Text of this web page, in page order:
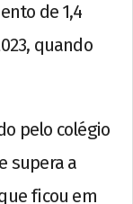
de 1,4
quando
pelo colégio
supera a
ficou em